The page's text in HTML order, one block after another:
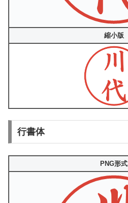
縮小版
行書体
PNG形式